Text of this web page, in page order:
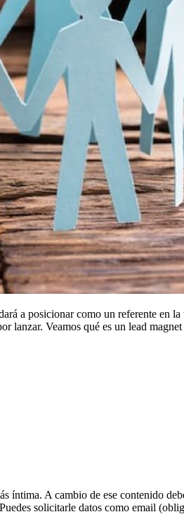
a posicionar como un referente en la
Veamos qué es un lead
A cambio de ese contenido
solicitarle datos como email